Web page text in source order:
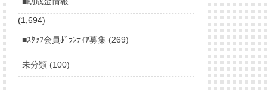
(1,694)
■ｽﾀｯﾌ会員ﾎﾞﾗﾝﾃｨｱ募集 (269)
未分類 (100)